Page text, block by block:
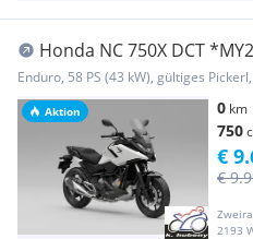
Aktion
Honda NC 750X DCT
Verfügbar*
Enduro, 58 PS (43 kW), gültiges
0 km
750
2193
€
€